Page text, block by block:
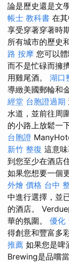
論是歷史還是文
帳士 教科書 在
享受穿著穿著時
所有城市的歷史
路 按摩 您可以
而不是忙碌而擁
用雞尾酒。 湖口
導緻美國郵輪和
經堂 台胞證過期
水道，並前往周
的小路上放鬆一
台胞證
新竹 整復 這意
到您至少在酒店
如果您想要一個
外燴 價格 台中
中進行選擇，並
的酒店。
華的氛圍。 優化
得創意和豐富多
推薦 如果您是啤
Brewing是品嚐